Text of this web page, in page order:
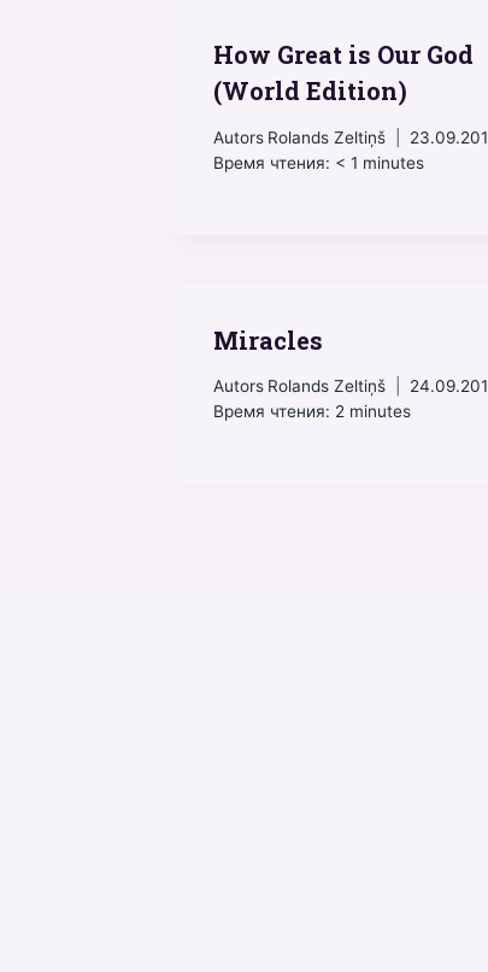
How Great is Our God
(World Edition)
Autors Rolands Zeltiņš
Время чтения: < 1 minutes
Miracles
Autors Rolands Zeltiņš
Время чтения: 2 minutes